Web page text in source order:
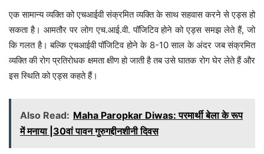
एक सामान्य व्यक्ति को एचआईवी संक्रमित व्यक्ति के साथ सहवास करने से एड्स हो
सकता है। आमतौर पर लोग एच.आई.वी. पॉजिटिव होने को एड्स समझ लेते हैं, जो
कि गलत है। बल्कि एचआईवी पॉजिटिव होने के 8-10 साल के अंदर जब संक्रमित
व्यक्ति की रोग प्रतिरोधक क्षमता क्षीण हो जाती है तब उसे घातक रोग घेर लेते हैं और
इस स्थिति को एड्स कहते हैं।
Also Read: Maha Paropkar Diwas: परमार्थी बेला के रूप
में मनाया |30वां पावन गुरुगद्दीनशीनी दिवस